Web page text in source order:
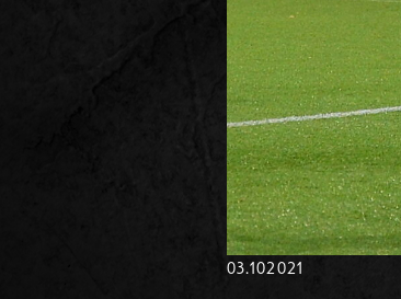
03.102021